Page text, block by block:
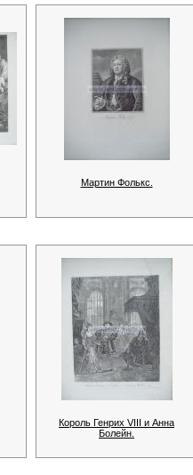
Мартин Фолькс.
Король Генрих VIII и Анна
Болейн.